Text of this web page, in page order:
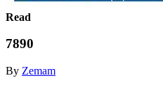
Read
7890
By Zemam